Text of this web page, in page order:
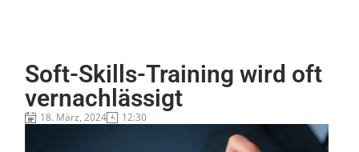
Soft-Skills-Training wird oft
vernachlässigt
18. März, 2024 12:30